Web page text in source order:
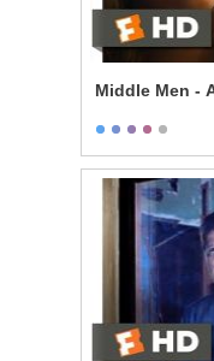
Middle Men -